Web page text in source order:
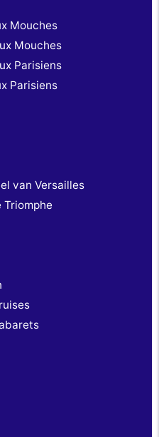
Mouches
Mouches
Parisiens
Parisiens
van Versailles